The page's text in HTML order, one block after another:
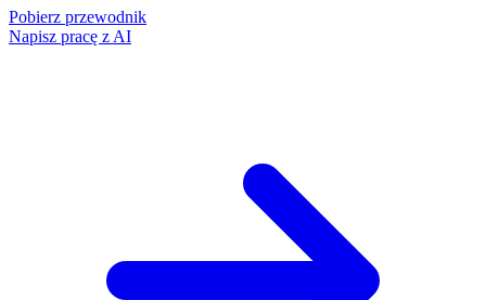
Pobierz przewodnik
Napisz pracę z AI